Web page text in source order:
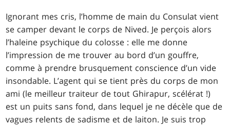
Ignorant mes cris, l’homme de main du Consulat vient
se camper devant le corps de Nived. Je perçois alors
l’haleine psychique du colosse : elle me donne
l’impression de me trouver au bord d’un gouffre,
comme à prendre brusquement conscience d’un vide
insondable. L’agent qui se tient près du corps de mon
ami (le meilleur traiteur de tout Ghirapur, scélérat !)
est un puits sans fond, dans lequel je ne décèle que de
vagues relents de sadisme et de laiton. Je suis trop